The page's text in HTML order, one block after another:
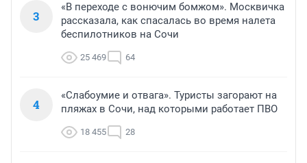
3
«В переходе с вонючим бомжом». Москвичка
рассказала, как спасалась во время налета
беспилотников на Сочи
25 469 64
4
«Слабоумие и отвага». Туристы загорают на
пляжах в Сочи, над которыми работает ПВО
18 455 28